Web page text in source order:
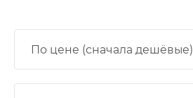
По цене (сначала дешёвые)